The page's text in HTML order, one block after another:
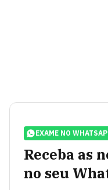
EXAME NO
Receba as
no seu